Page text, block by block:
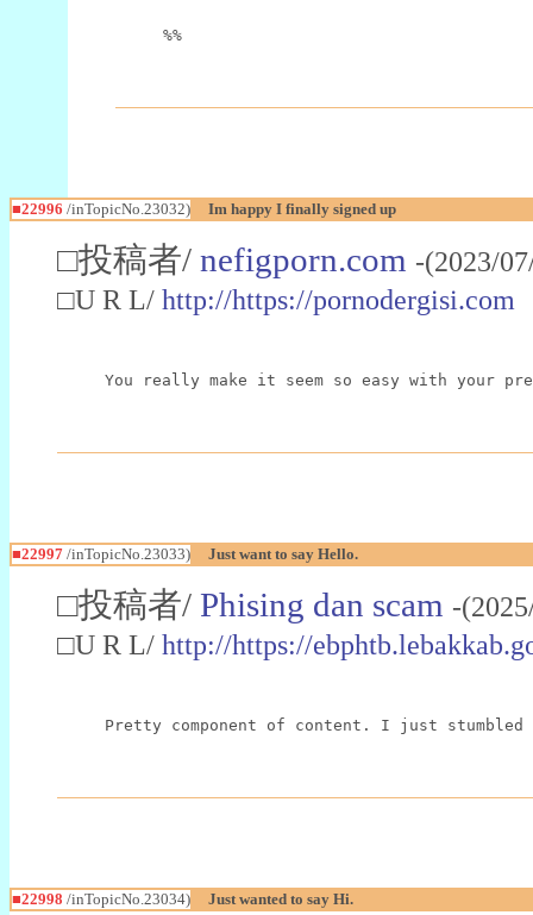
%%
■22996 /inTopicNo.23032) Im happy I finally signed up
□投稿者/ nefigporn.com -(2023/
□U R L/ http://https://pornodergisi.com
You really make it seem so easy with your
■22997 /inTopicNo.23033) Just want to say Hello.
□投稿者/ Phising dan scam -
□U R L/ http://https://
Pretty component of content. I just
■22998 /inTopicNo.23034) Just wanted to say Hi.